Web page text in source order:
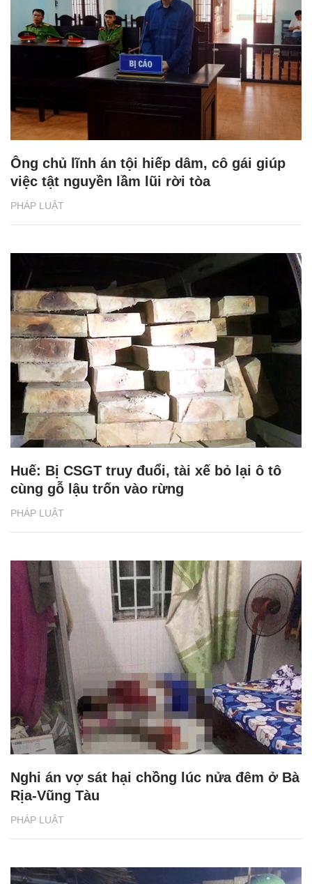
PHÁP LUẬT
Ông chủ lĩnh án tội hiếp dâm, cô gái giúp
việc tật nguyền lầm lũi rời tòa
PHÁP LUẬT
Huế: Bị CSGT truy đuổi, tài xế bỏ lại ô tô
cùng gỗ lậu trốn vào rừng
PHÁP LUẬT
Nghi án vợ sát hại chồng lúc nửa đêm ở Bà
Rịa-Vũng Tàu